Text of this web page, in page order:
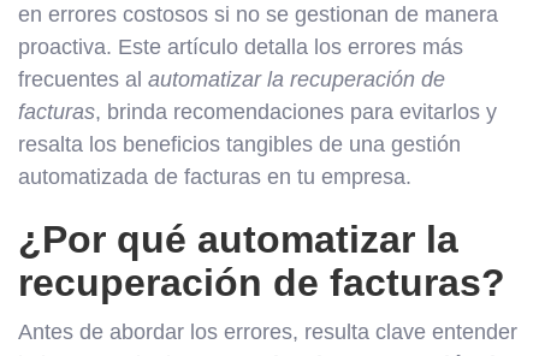
en errores costosos si no se gestionan de manera
proactiva. Este artículo detalla los errores más
frecuentes al automatizar la recuperación de
facturas, brinda recomendaciones para evitarlos y
resalta los beneficios tangibles de una gestión
automatizada de facturas en tu empresa.
¿Por qué automatizar la
recuperación de facturas?
Antes de abordar los errores, resulta clave entender